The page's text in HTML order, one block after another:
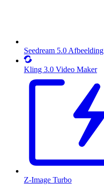
Seedream 5.0 Afbeelding
Kling 3.0 Video Maker
Z-Image Turbo